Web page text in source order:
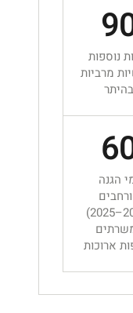
נוספות
מרביות
בהיתר
הגנה
(2024–2025)
ארוכות